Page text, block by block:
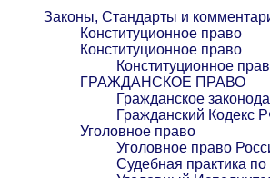
Законы, Стандарты и
Конституционное право
Конституционное право
Конституционное
ГРАЖДАНСКОЕ ПРАВО
Гражданское
Гражданский Кодекс
Уголовное право
Уголовное право
Судебная практика